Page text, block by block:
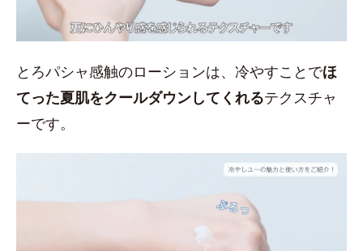
とろパシャ感触のローションは、冷やすことでほ
てった夏肌をクールダウンしてくれるテクスチャ
ーです。